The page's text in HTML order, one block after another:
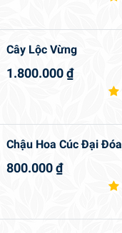
Cây Lộc Vừng
1.800.000₫
Chậu Hoa Cúc Đại Đóa
800.000₫